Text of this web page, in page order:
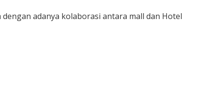
adanya kolaborasi antara mall dan Hotel